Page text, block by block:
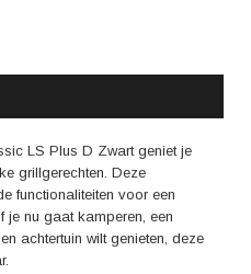
de geïntegreerde thermometer
traploos regelbare gasregelaars
afstemmen op je gerechten,
textuur krijgt.
4 Series Classic LS Plus D
gebruikers erg tevreden zijn over
LS Plus D Zwart geniet je
grillgerechten. Deze
functionaliteiten voor een
nu gaat kamperen, een
achtertuin wilt genieten, deze